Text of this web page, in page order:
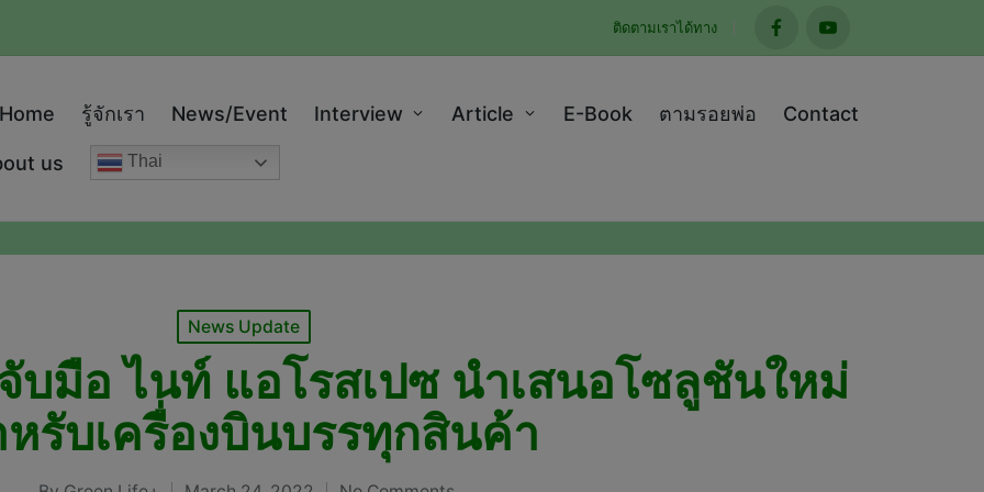
ติดตามเราได้ทาง
facebookyoutube
รู้จักเรา News/Event Interview Article E-Book ตามรอยพ่อ Contact
us Thai
Posted
News Update
บมือ ไนท์ แอโรสเปซ นำเสนอโซลูชันใหม่
รับเครื่องบินบรรทุกสินค้า